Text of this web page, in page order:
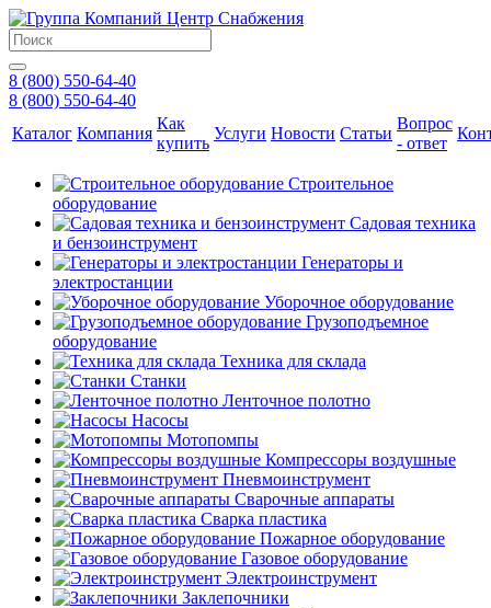
8 (800) 550-64-40
8 (800) 550-64-40
Каталог Компания
Как
купить
Услуги Новости Статьи
Вопрос
- ответ
Строительное
оборудование
Садовая техника
и бензоинструмент
Генераторы и
электростанции
Уборочное оборудование
Грузоподъемное
оборудование
Техника для склада
Станки
Ленточное полотно
Насосы
Мотопомпы
Компрессоры воздушные
Пневмоинструмент
Сварочные аппараты
Сварка пластика
Пожарное оборудование
Газовое оборудование
Электроинструмент
Заклепочники